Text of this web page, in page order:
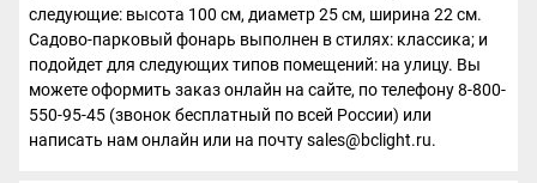
следующие: высота 100 см, диаметр 25 см, ширина 22 см.
Садово-парковый фонарь выполнен в стилях: классика; и
подойдет для следующих типов помещений: на улицу. Вы
можете оформить заказ онлайн на сайте, по телефону 8-800-
550-95-45 (звонок бесплатный по всей России) или
написать нам онлайн или на почту sales@bclight.ru.